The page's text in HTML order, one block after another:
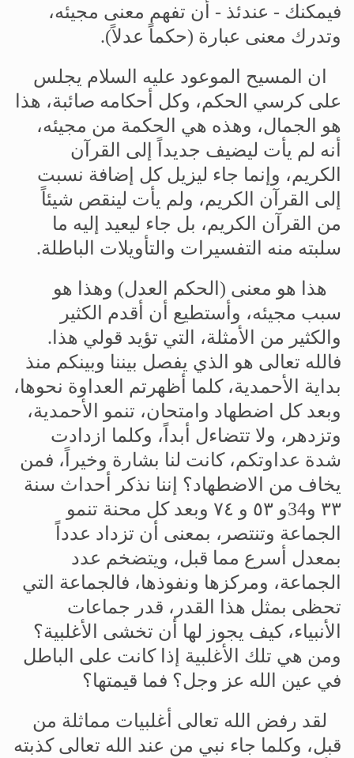
فيمكنك - عندئذ - أن تفهم معنى مجيئه،
وتدرك معنى عبارة (حكماً عدلاً).
ان
المسيح الموعود عليه السلام يجلس
على كرسي الحكم، وكل أحكامه صائبة، هذا
هو
الجمال، وهذه هي الحكمة من مجيئه،
أنه لم يأت ليضيف جديداً إلى
القرآن
الكريم، وإنما جاء ليزيل كل إضافة نسبت
إلى
القرآن الكريم، ولم يأت لينقص شيئاً
من
القرآن الكريم، بل جاء ليعيد إليه ما
سلبته منه التفسيرات والتأويلات الباطلة.
هذا هو معنى ( الحكم العدل) وهذا هو
سبب مجيئه، وأستطيع أن أقدم
الكثير
والكثير من الأمثلة، التي تؤيد قولي هذا .
فالله تعالى هو الذي يفصل بيننا وبينكم منذ
بداية
الأحمدية، كلما أظهرتم العداوة نحوها،
وبعد كل اضطهاد وامتحان، تنمو
الأحمدية،
وتزدهر، ولا تتضاءل أبداً، وكلما
ازدادت
شدة عداوتكم، كانت لنا بشارة وخيراً، فمن
يخاف من الاضطهاد؟ إننا نذكر أحداث سنة
٣٣ و34و ٥٣ و ٧٤ وبعد كل محنة تنمو
الجماعة وتنتصر، بمعنى أن تزداد عدداً
بمعدل
أسرع مما قبل، ويتضخم عدد
الجماعة، ومركزها ونفوذها، فالجماعة
التي
تحظى بمثل هذا القدر، قدر جماعات
الأنبياء، كيف يجوز لها أن تخشى
الأغلبية؟
ومن هي تلك الأغلبية إذا كانت على
الباطل
في عين الله عز وجل؟ فما قيمتها؟
لقد رفض الله تعالى أغلبيات مماثلة من
قبل، وكلما جاء نبي من عند الله تعالى كذبته